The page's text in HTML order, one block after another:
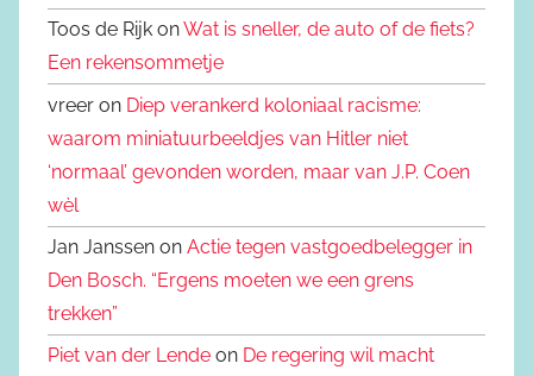
Toos de Rijk onWat is sneller, de auto of de fiets?
Een rekensommetje
vreer on Diep verankerd koloniaal racisme:
waarom miniatuurbeeldjes van Hitler niet
‘normaal’ gevonden worden, maar van J.P. Coen
wèl
Jan Janssen on Actie tegen vastgoedbelegger in
Den Bosch. “Ergens moeten we een grens
trekken”
Piet van der Lende on De regering wil macht